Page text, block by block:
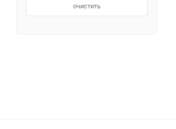
очистить